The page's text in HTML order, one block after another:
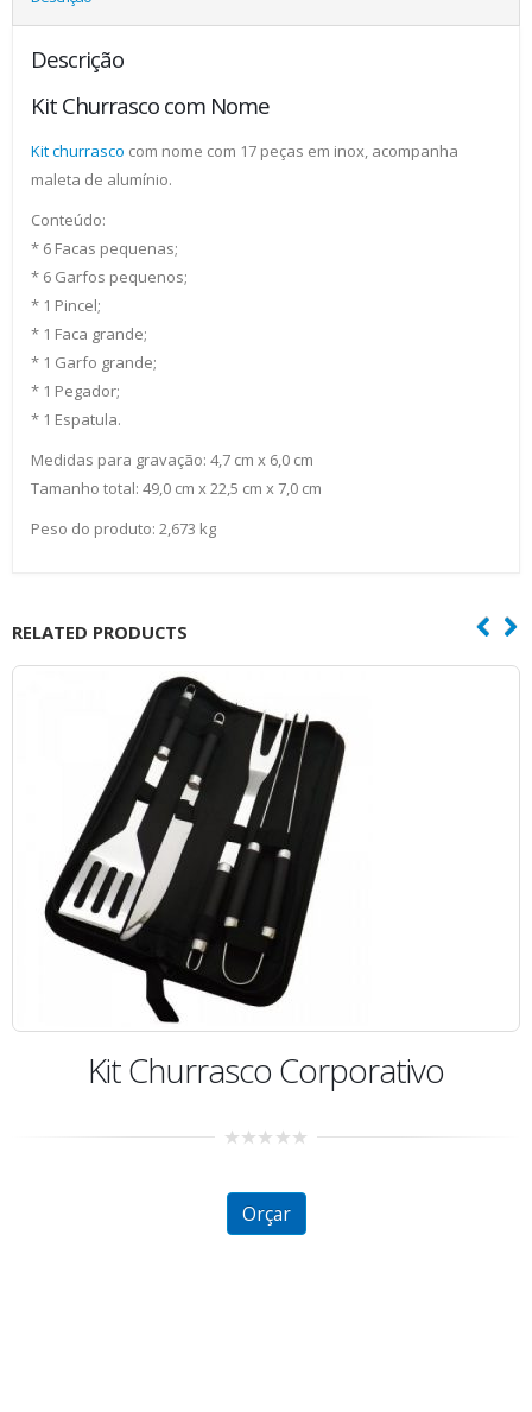
Descrição
Kit Churrasco com Nome
Kit churrasco com nome com 17 peças em inox, acompanha
maleta de alumínio.
Conteúdo:
* 6 Facas pequenas;
* 6 Garfos pequenos;
* 1 Pincel;
* 1 Faca grande;
* 1 Garfo grande;
* 1 Pegador;
* 1 Espatula.
Medidas para gravação: 4,7 cm x 6,0 cm
Tamanho total: 49,0 cm x 22,5 cm x 7,0 cm
Peso do produto: 2,673 kg
RELATED PRODUCTS
Kit Churrasco Avental
of
Orçar